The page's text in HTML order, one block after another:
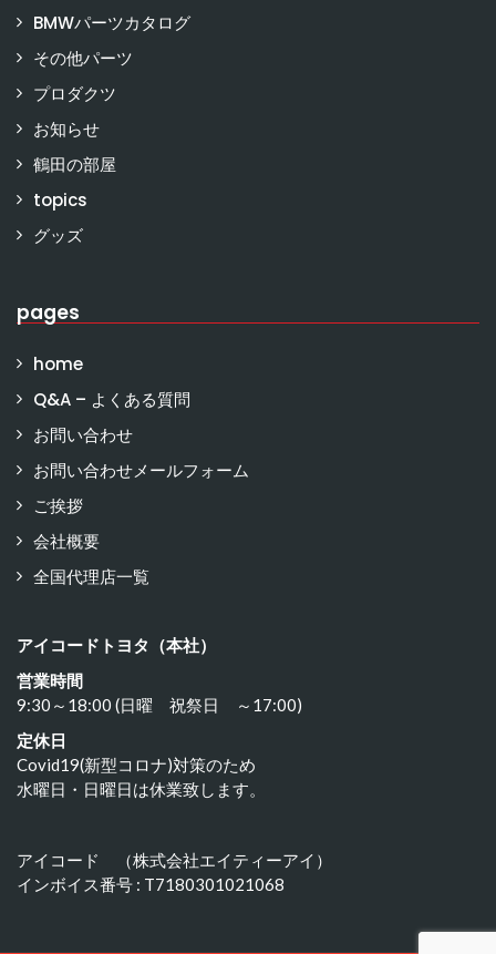
BMWパーツカタログ
その他パーツ
プロダクツ
お知らせ
鶴田の部屋
topics
グッズ
pages
home
Q&A – よくある質問
お問い合わせ
お問い合わせメールフォーム
ご挨拶
会社概要
全国代理店一覧
アイコードトヨタ（本社）
営業時間
9:30～18:00 (日曜 祝祭日 ～17:00)
定休日
Covid19(新型コロナ)対策のため
水曜日・日曜日は休業致します。
アイコード （株式会社エイティーアイ）
インボイス番号 : T7180301021068